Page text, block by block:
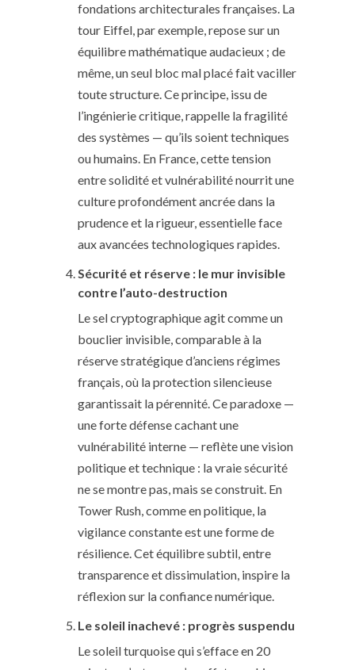
fondations architecturales françaises. La
tour Eiffel, par exemple, repose sur un
équilibre mathématique audacieux ; de
même, un seul bloc mal placé fait vaciller
toute structure. Ce principe, issu de
l’ingénierie critique, rappelle la fragilité
des systèmes — qu’ils soient techniques
ou humains. En France, cette tension
entre solidité et vulnérabilité nourrit une
culture profondément ancrée dans la
prudence et la rigueur, essentielle face
aux avancées technologiques rapides.
Sécurité et réserve : le mur invisible
contre l’auto-destruction
Le sel cryptographique agit comme un
bouclier invisible, comparable à la
réserve stratégique d’anciens régimes
français, où la protection silencieuse
garantissait la pérennité. Ce paradoxe —
une forte défense cachant une
vulnérabilité interne — reflète une vision
politique et technique : la vraie sécurité
ne se montre pas, mais se construit. En
Tower Rush, comme en politique, la
vigilance constante est une forme de
résilience. Cet équilibre subtil, entre
transparence et dissimulation, inspire la
réflexion sur la confiance numérique.
Le soleil inachevé : progrès suspendu
Le soleil turquoise qui s’efface en 20